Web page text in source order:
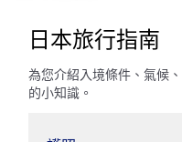
日本旅行指南
為您介紹入境條件、氣候
的小知識。